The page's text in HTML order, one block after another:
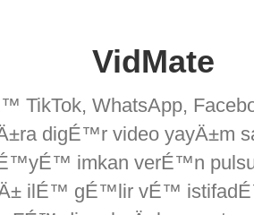
VidMate
WhatsApp,
video yayÄ±m
imkan verÉ™n
ilÉ™ gÉ™lir vÉ™